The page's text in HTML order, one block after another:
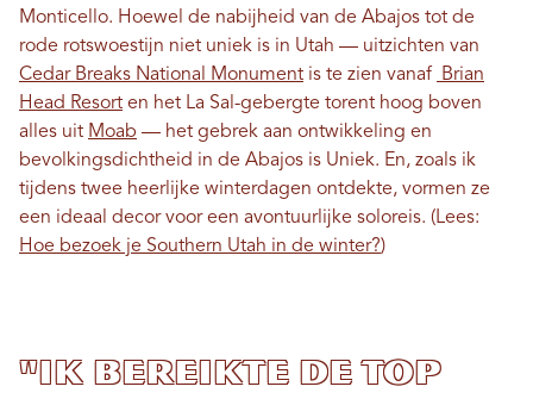
Monticello. Hoewel de nabijheid van de Abajos tot de
rode rotswoestijn niet uniek is in Utah — uitzichten van
Cedar Breaks National Monument is te zien vanaf
Brian
Head Resort en het La Sal-gebergte torent hoog boven
alles uit Moab — het gebrek aan ontwikkeling en
bevolkingsdichtheid in de Abajos is Uniek. En, zoals ik
tijdens twee heerlijke winterdagen ontdekte, vormen ze
een ideaal decor voor een avontuurlijke soloreis. (Lees:
Hoe bezoek je Southern Utah in de winter?)
"Ik bereikte de top